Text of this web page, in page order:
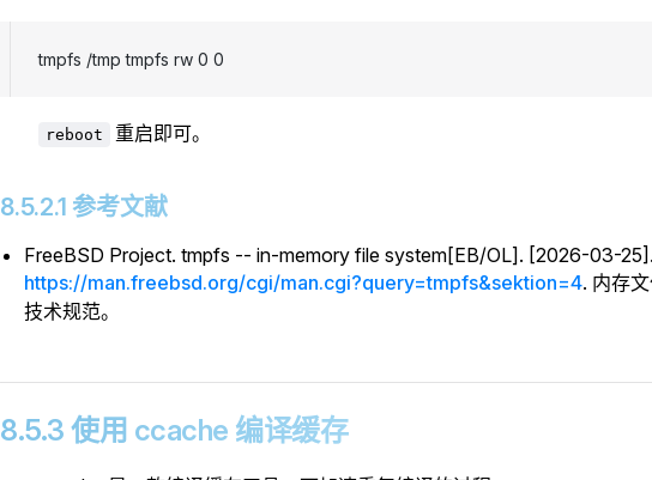
tmpfs /tmp tmpfs rw 0 0
reboot 重启即可。
8.5.2.1 参考文献
FreeBSD Project. tmpfs -- in-memory file system[EB/OL]. [2026-03-
https://man.freebsd.org/cgi/man.cgi?query=tmpfs&sektion=4. 内存
技术规范。
8.5.3 使用 ccache 编译缓存